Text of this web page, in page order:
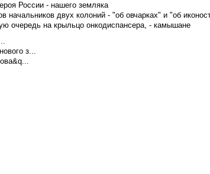
России - нашего земляка
двух колоний - "об овчарках" и "об
очередь на крыльцо онкодиспансера, - камышане
з...